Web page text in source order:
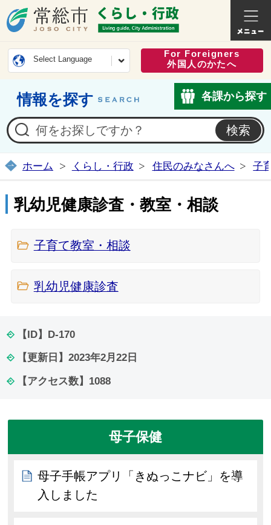
常総市公式ホームページ
くらし
Select Language
For Foreigners
外国人のかたへ
情報を探す 各課から探す
ホーム くらし・行政 住民のみなさんへ 子
乳幼児健康診査・教室・相談
子育て教室・相談
乳幼児健康診査
【ID】 D-170
【更新日】 2023年2月22日
【アクセス数】 1088
母子保健
母子手帳アプリ「きぬっこナビ」を導
入しました